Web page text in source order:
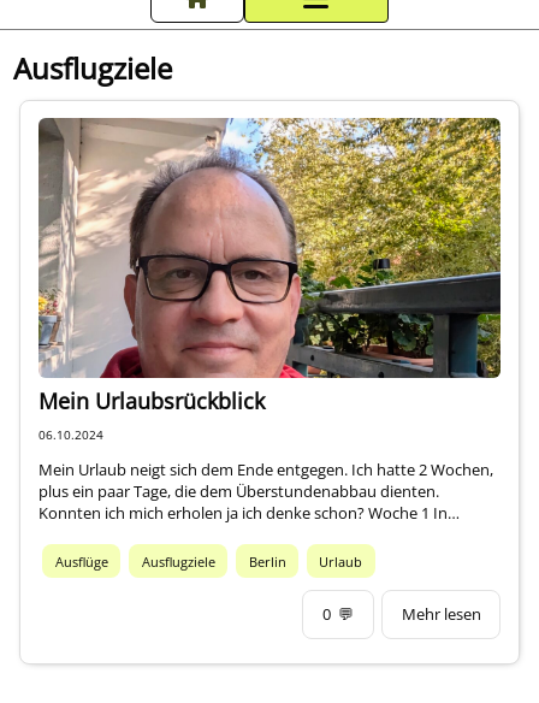
Startseite
Datenschutzerklärung
Impressum
Über mich
Ausflugziele
Mein Urlaubsrückblick
06.10.2024
Mein Urlaub neigt sich dem Ende entgegen. Ich hatte 2 Wochen,
plus ein paar Tage, die dem Überstundenabbau dienten.
Konnten ich mich erholen ja ich denke schon? Woche 1 In…
Ausflüge Ausflugziele Berlin Urlaub
0 💬 Mehr lesen